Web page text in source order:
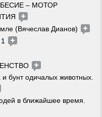
– МОТОР
(Вячеслав Дианов)
бунт одичалых животных.
в ближайшее время.